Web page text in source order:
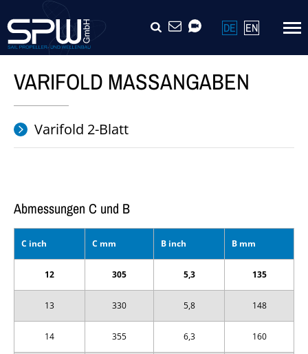
Navigation
überspringen
SUCHEKONTAKT
VIDEOCALL
DE EN
VARIFOLD MASSANGABEN
Varifold 2-Blatt
Abmessungen C und B
C inch C mm B inch B mm
12 305 5,3 135
13 330 5,8 148
14 355 6,3 160